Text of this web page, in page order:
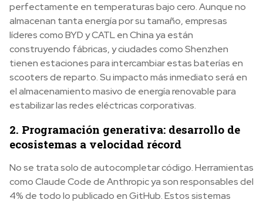
perfectamente en temperaturas bajo cero. Aunque no
almacenan tanta energía por su tamaño, empresas
líderes como BYD y CATL en China ya están
construyendo fábricas, y ciudades como Shenzhen
tienen estaciones para intercambiar estas baterías en
scooters de reparto. Su impacto más inmediato será en
el almacenamiento masivo de energía renovable para
estabilizar las redes eléctricas corporativas.
2. Programación generativa: desarrollo de
ecosistemas a velocidad récord
No se trata solo de autocompletar código. Herramientas
como Claude Code de Anthropic ya son responsables del
4% de todo lo publicado en GitHub. Estos sistemas